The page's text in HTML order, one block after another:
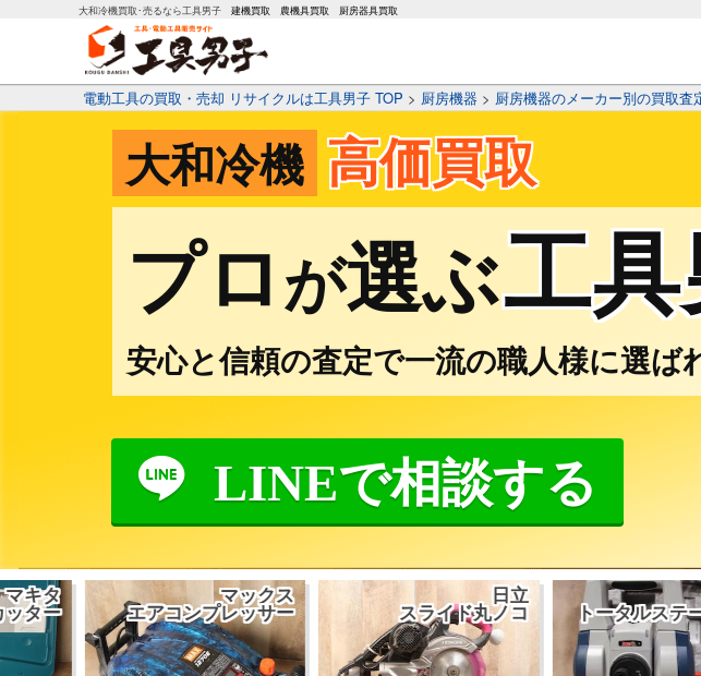
大和冷機買取･売るなら工具男子 建機買取 農機具買取 厨房器具買取
電動工具の買取・売却 リサイクルは工具男子 TOP > 厨房機器 > 厨房機器のメーカー別の買取査
大和冷機 高価買取
プロ が選ぶ工
安心と信頼の査定で一流の職人様に選ば
LINEで相談する
マックス
エアコンプレッサー スライド丸ノコ
ソキア
トータルステーション